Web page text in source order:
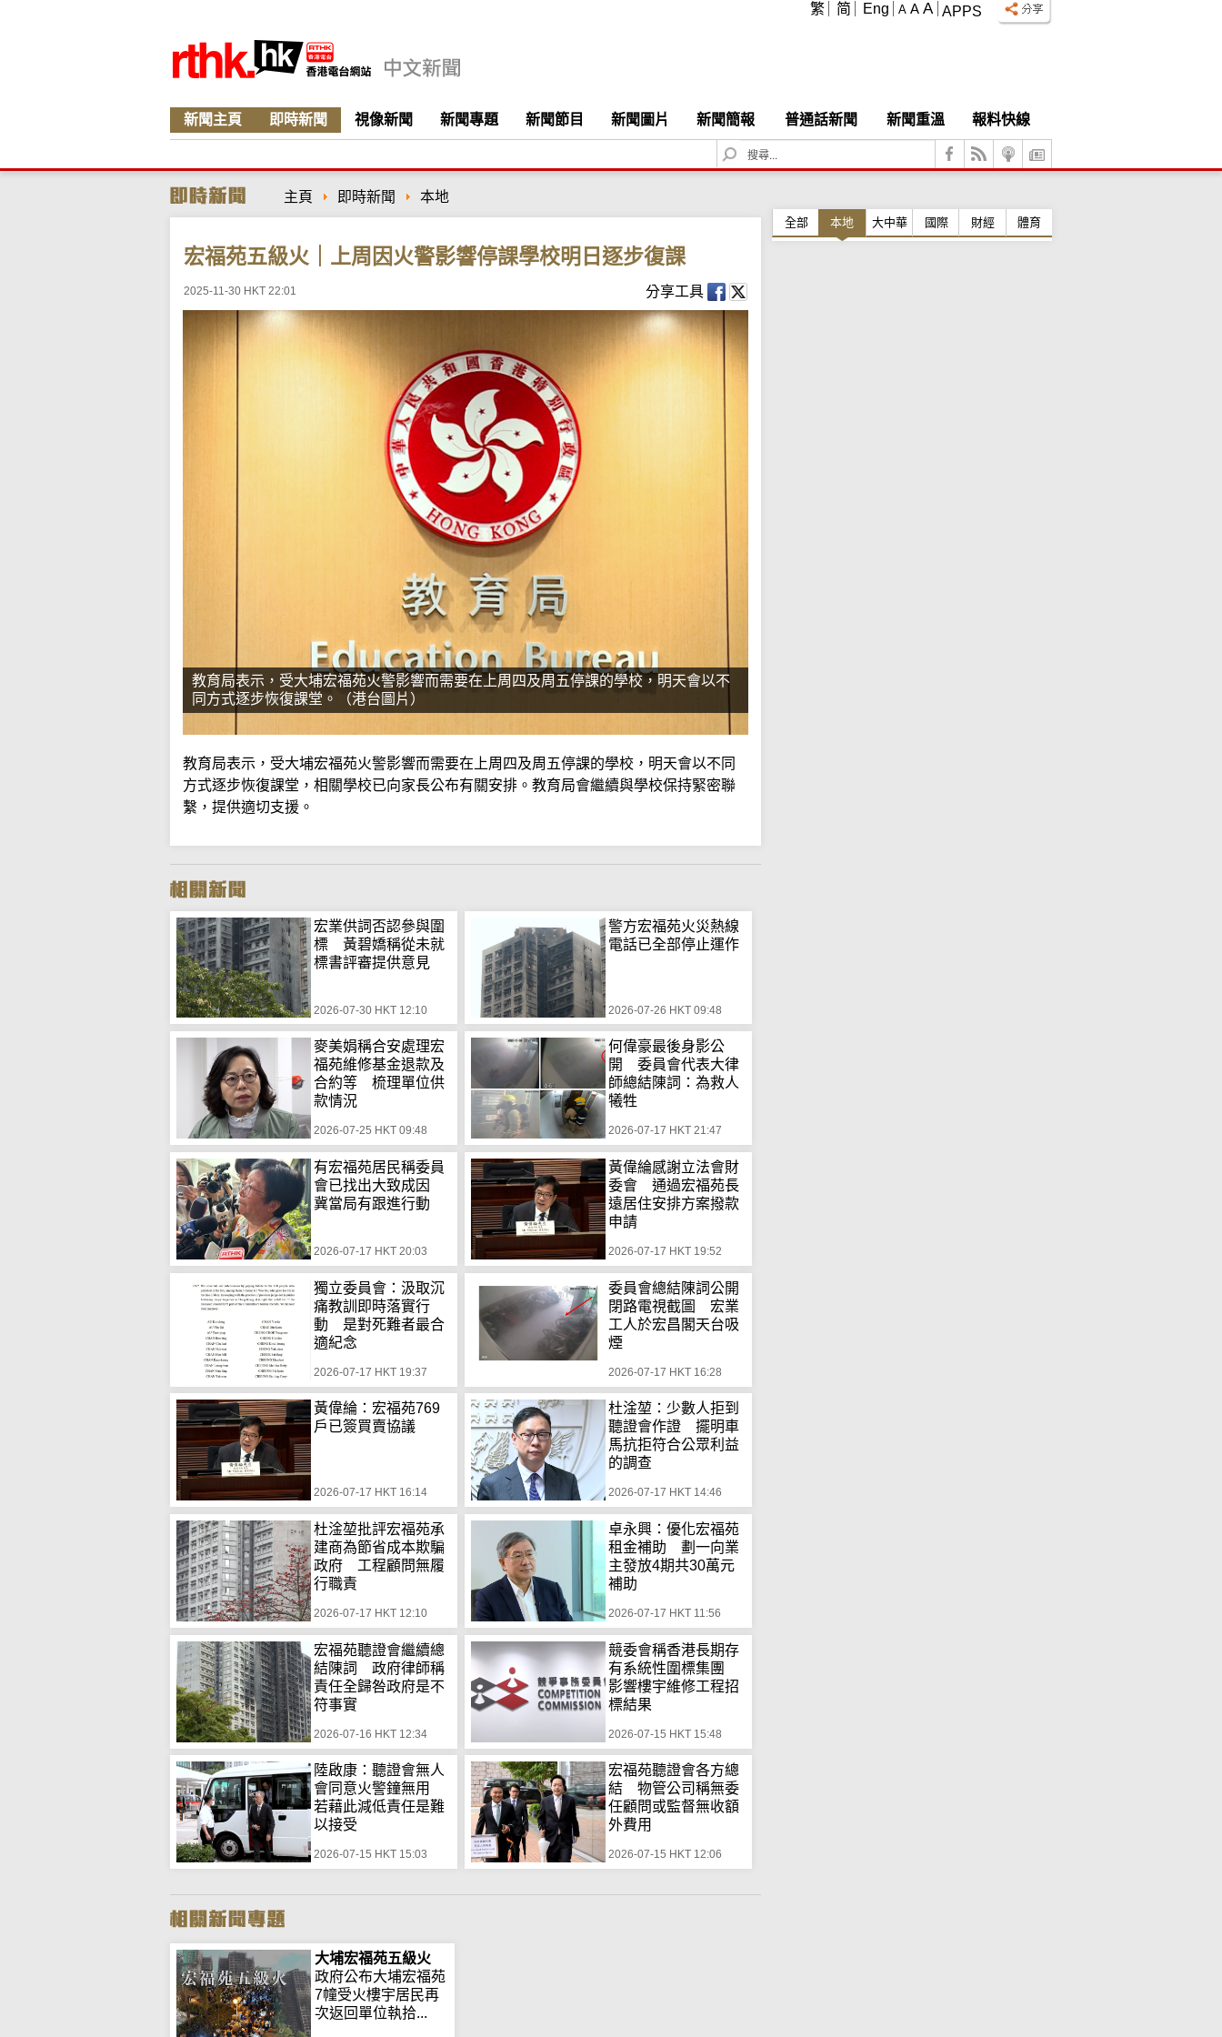
APPS
A A A
繁 简 Eng
新聞主頁 即時新聞 視像新聞 新聞專題 新聞節目 新聞圖片 新聞簡報 普通話新聞 新聞重溫
報料快線
S
e
c
主頁 即時新聞 本地
宏福苑五級火｜上周因火警影響停課學校明日逐步復課
2025-11-30 HKT 22:01 分享工具
教育局表示，受大埔宏福苑火警影響而需要在上周四及周五停課的學校，明天會以不
同方式逐步恢復課堂。（港台圖片）
教育局表示，受大埔宏福苑火警影響而需要在上周四及周五停課的學校，明天會以不同
方式逐步恢復課堂，相關學校已向家長公布有關安排。教育局會繼續與學校保持緊密聯
繫，提供適切支援。
宏業供詞否認參與圍
標 黃碧嬌稱從未就
標書評審提供意見
2026-07-30 HKT 12:10
警方宏福苑火災熱線
電話已全部停止運作
2026-07-26 HKT 09:48
麥美娟稱合安處理宏
福苑維修基金退款及
合約等 梳理單位供
款情況
2026-07-25 HKT 09:48
何偉豪最後身影公
開 委員會代表大律
師總結陳詞：為救人
犧牲
2026-07-17 HKT 21:47
有宏福苑居民稱委員
會已找出大致成因
冀當局有跟進行動
2026-07-17 HKT 20:03
黃偉綸感謝立法會財
委會 通過宏福苑長
遠居住安排方案撥款
申請
2026-07-17 HKT 19:52
獨立委員會：汲取沉
痛教訓即時落實行
動 是對死難者最合
適紀念
2026-07-17 HKT 19:37
委員會總結陳詞公開
閉路電視截圖 宏業
工人於宏昌閣天台吸
煙
2026-07-17 HKT 16:28
黃偉綸：宏福苑769
戶已簽買賣協議
2026-07-17 HKT 16:14
杜淦堃：少數人拒到
聽證會作證 擺明車
馬抗拒符合公眾利益
的調查
2026-07-17 HKT 14:46
杜淦堃批評宏福苑承
建商為節省成本欺騙
政府 工程顧問無履
行職責
2026-07-17 HKT 12:10
卓永興：優化宏福苑
租金補助 劃一向業
主發放4期共30萬元
補助
2026-07-17 HKT 11:56
宏福苑聽證會繼續總
結陳詞 政府律師稱
責任全歸咎政府是不
符事實
2026-07-16 HKT 12:34
競委會稱香港長期存
有系統性圍標集團
影響樓宇維修工程招
標結果
2026-07-15 HKT 15:48
陸啟康：聽證會無人
會同意火警鐘無用
若藉此減低責任是難
以接受
2026-07-15 HKT 15:03
宏福苑聽證會各方總
結 物管公司稱無委
任顧問或監督無收額
外費用
2026-07-15 HKT 12:06
大埔宏福苑五級火
政府公布大埔宏福苑
7幢受火樓宇居民再
次返回單位執拾...
全部 本地 大中華 國際 財經 體育